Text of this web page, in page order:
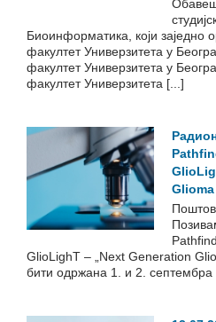
Биоинформатика, који заједно
факултет Универзитета у
факултет Универзитета у
факултет Универзитета [...]
Glioma
GlioLighT – „Next Generation
бити одржана 1. и 2. септембра